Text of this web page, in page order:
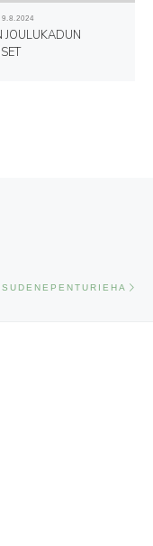
9.8.2024
JOULUKADUN
SUDENEPENTURIEHA